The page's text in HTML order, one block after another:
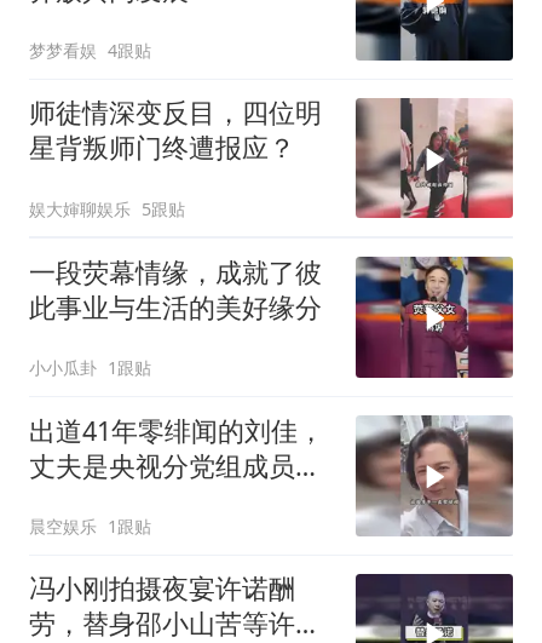
梦梦看娱 4跟贴
师徒情深变反目，四位明
星背叛师门终遭报应？
娱大婶聊娱乐 5跟贴
一段荧幕情缘，成就了彼
此事业与生活的美好缘分
小小瓜卦 1跟贴
出道41年零绯闻的刘佳，
丈夫是央视分党组成员，
晨空娱乐 1跟贴
冯小刚拍摄夜宴许诺酬
劳，替身邵小山苦等许久